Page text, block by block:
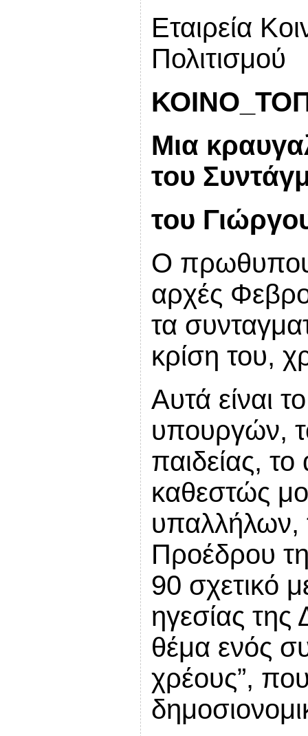
Εταιρεία
Πολιτισμού
Μια
του
του
Ο
αρχές
τα
κρίση του,
Αυτά είναι
υπουργών,
παιδείας,
καθεστώς
υπαλλήλων,
Προέδρου
90 σχετικό
ηγεσίας της
θέμα ενός
χρέους”,